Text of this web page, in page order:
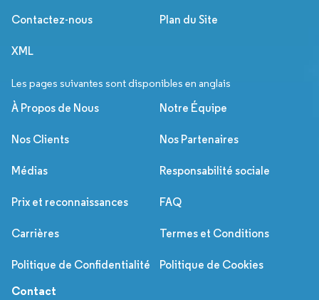
Contactez-nous Plan du Site
XML
Les pages suivantes sont disponibles en anglais
À Propos de Nous Notre Équipe
Nos Clients Nos Partenaires
Médias Responsabilité sociale
Prix et reconnaissances FAQ
Carrières Termes et Conditions
Politique de Confidentialité Politique de Cookies
Contact